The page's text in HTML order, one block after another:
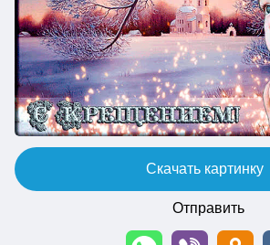
Скачать картинку
Отправить